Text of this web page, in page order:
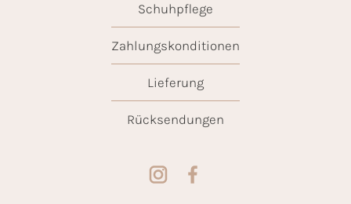
Schuhpflege
Zahlungskonditionen
Lieferung
Rücksendungen